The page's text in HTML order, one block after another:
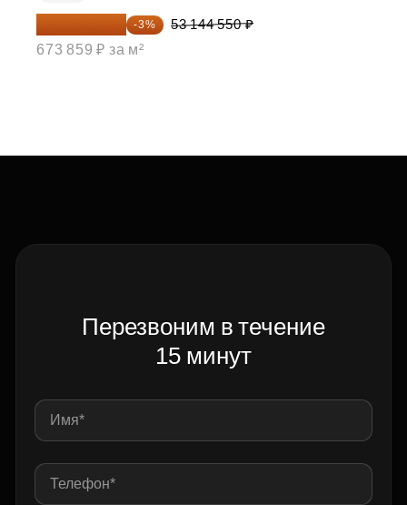
51 550 214 ₽ -3%
53 144 550 ₽
673 859 ₽ за м²
Перезвоним в течение
15 минут